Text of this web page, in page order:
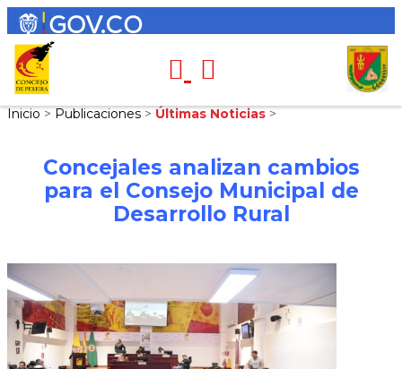
Inicio > Publicaciones > Últimas Noticias >
Concejales analizan cambios
para el Consejo Municipal de
Desarrollo Rural